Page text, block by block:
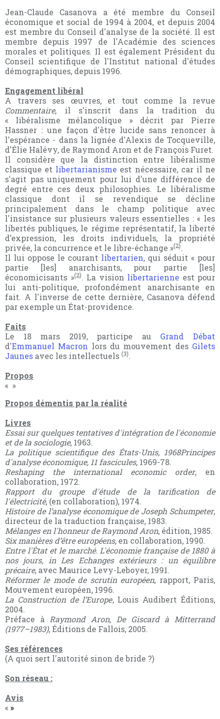
Jean-Claude Casanova a été membre du Conseil
économique et social de 1994 à 2004, et depuis 2004
est membre du Conseil d'analyse de la société. Il est
membre depuis 1997 de l'Académie des sciences
morales et politiques. Il est également Président du
Conseil scientifique de l'Institut national d'études
démographiques, depuis 1996.
Engagement libéral
A travers ses œuvres, et tout comme la revue
Commentaire, il s'inscrit dans la tradition du
« libéralisme mélancolique » décrit par Pierre
Hassner : une façon d'être lucide sans renoncer à
l'espérance - dans la lignée d'Alexis de Tocqueville,
d'Élie Halévy, de Raymond Aron et de François Furet.
Il considère que la distinction entre libéralisme
classique et libertarianisme est nécessaire, car il ne
s'agit pas uniquement pour lui d'une différence de
degré entre ces deux philosophies. Le libéralisme
classique dont il se revendique se décline
principalement dans le champ politique avec
l'insistance sur plusieurs valeurs essentielles : « les
libertés publiques, le régime représentatif, la liberté
d’expression, les droits individuels, la propriété
privée, la concurrence et le libre-échange »(2).
Il lui oppose le courant libertarien, qui séduit « pour
partie [les] anarchisants, pour partie [les]
économicisants »(2). La vision libertarienne est pour
lui anti-politique, profondément anarchisante en
fait. A l'inverse de cette dernière, Casanova défend
par exemple un État-providence.
Faits
Le 18 mars 2019, participe au Grand Débat
d'Emmanuel Macron lors du mouvement des Gilets
Jaunes avec les intellectuels (3).
Propos
« »
Propos démentis par la réalité
Livres
Essai sur quelques tentatives d'intégration de l'économie
et de la sociologie, 1963.
La politique scientifique des États-Unis, 1968Principes
d'analyse économique, 11 fascicules, 1969-78.
Reshaping the international economic order, en
collaboration, 1972.
Rapport du groupe d'étude de la tarification de
l'électricité, (en collaboration), 1974.
Histoire de l’analyse économique de Joseph Schumpeter,
directeur de la traduction française, 1983.
Mélanges en l'honneur de Raymond Aron, édition, 1985.
Six manières d’être européens, en collaboration, 1990.
Entre l'État et le marché. L'économie française de 1880 à
nos jours, in Les Echanges extérieurs : un équilibre
précaire, avec Maurice Levy-Leboyer, 1991.
Réformer le mode de scrutin européen, rapport, Paris,
Mouvement européen, 1996.
La Construction de l’Europe, Louis Audibert Éditions,
2004.
Préface à Raymond Aron, De Giscard à Mitterrand
(1977–1983), Éditions de Fallois, 2005.
Ses références
(A quoi sert l'autorité sinon de bride ?)
Son réseau :
Avis
« »